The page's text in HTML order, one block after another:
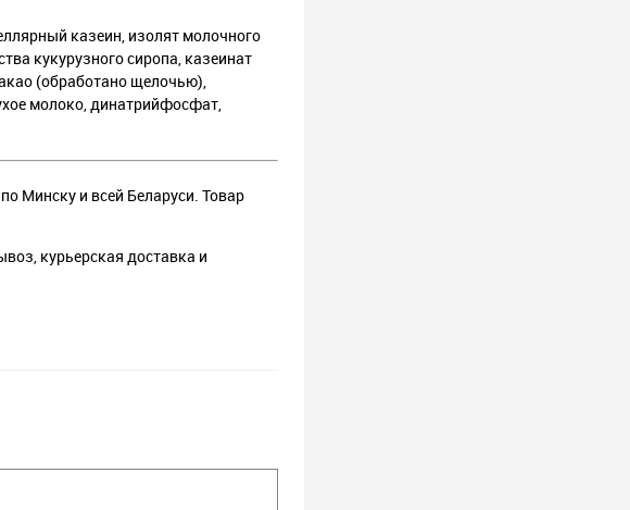
казеин, изолят молочного
кукурузного сиропа, казеинат
(обработано щелочью),
молоко, динатрийфосфат,
Минску и всей Беларуси. Товар
курьерская доставка и